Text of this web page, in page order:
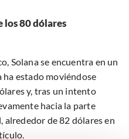
los 80 dólares
Solana se encuentra en un
estado moviéndose
y, tras un intento
hacia la parte
alrededor de 82 dólares en